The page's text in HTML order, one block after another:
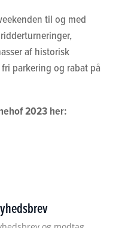
til og med
af historisk
parkering og rabat på
2023 her: